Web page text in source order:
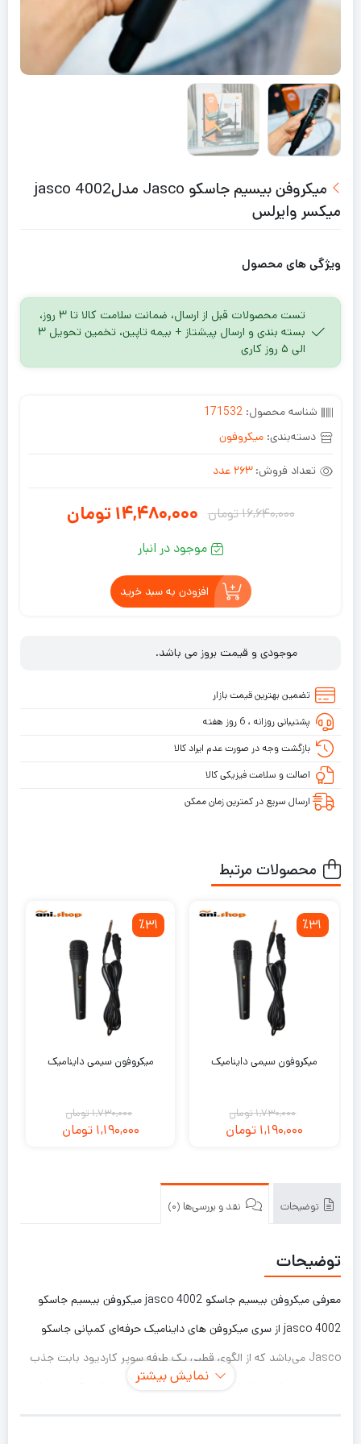
میکروفن بیسیم جاسکو Jasco مدل4002 jasco
میکسر وایرلس
ویژگی های محصول
تست محصولات قبل از ارسال، ضمانت سلامت کالا تا ۳ روز،
بسته بندی و ارسال پیشتاز + بیمه تاپین، تخمین تحویل ۳
الی ۵ روز کاری
شناسه محصول: 171532
دسته‌بندی: میکروفون
تعداد فروش:263 عدد
16,640,000تومان
قیمت
اصلی:
16,640,000
تومان
14,480,000 تومان
قیمت
فعلی:
14,480,000
تومان.
موجود در انبار
افزودن به سبد خرید
موجودی و قیمت بروز می باشد.
تضمین بهترین قیمت بازار
پشتیبانی روزانه ، 6 روز هفته
بازگشت وجه در صورت عدم ایراد کالا
اصالت و سلامت فیزیکی کالا
ارسال سریع در کمترین زمان ممکن
محصولات مرتبط
٪31
میکروفون سیمی داینامیک
1,730,000تومان
بود.
1,190,000 تومان
٪31
میکروفون سیمی داینامیک
1,730,000تومان
1,190,000 تومان
توضیحات نقد و بررسی‌ها (0)
توضیحات
معرفی میکروفن بیسیم جاسکو 4002 jasco میکروفن بیسیم جاسکو
4002 jasco از سری میکروفن های داینامیک حرفه‌ای کمپانی جاسکو
Jasco می‌باشد که از الگوی قطبی یک طرفه سوپر کاردیود بابت جذب
بیشترین میزان صدای اصلی از روبرو و حذف صداهای فیدبک و ناخواسته
نمایش بیشتر